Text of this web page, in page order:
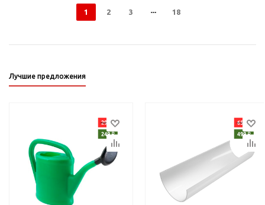
1 2 3 18
Лучшие предложения